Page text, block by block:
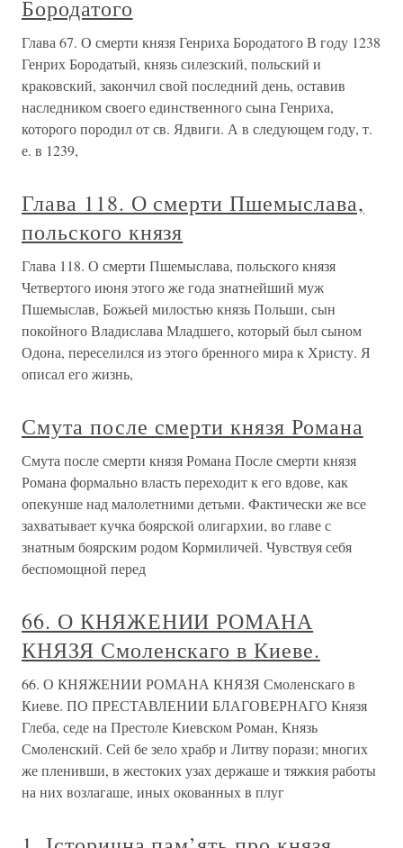
Бородатого
Глава 67. О смерти князя Генриха Бородатого В году 1238
Генрих Бородатый, князь силезский, польский и
краковский, закончил свой последний день, оставив
наследником своего единственного сына Генриха,
которого породил от св. Ядвиги. А в следующем году, т.
е. в 1239,
Глава 118. О смерти Пшемыслава,
польского князя
Глава 118. О смерти Пшемыслава, польского князя
Четвертого июня этого же года знатнейший муж
Пшемыслав, Божьей милостью князь Польши, сын
покойного Владислава Младшего, который был сыном
Одона, переселился из этого бренного мира к Христу. Я
описал его жизнь,
Смута после смерти князя Романа
Смута после смерти князя Романа После смерти князя
Романа формально власть переходит к его вдове, как
опекунше над малолетними детьми. Фактически же все
захватывает кучка боярской олигархии, во главе с
знатным боярским родом Кормиличей. Чувствуя себя
беспомощной перед
66. О КНЯЖЕНИИ РОМАНА
КНЯЗЯ Смоленскаго в Киеве.
66. О КНЯЖЕНИИ РОМАНА КНЯЗЯ Смоленскаго в
Киеве. ПО ПРЕСТАВЛЕНИИ БЛАГОВЕРНАГО Князя
Глеба, седе на Престоле Киевском Роман, Князь
Смоленский. Сей бе зело храбр и Литву порази; многих
же пленивши, в жестоких узах держаше и тяжкия работы
на них возлагаше, иных окованных в плуг